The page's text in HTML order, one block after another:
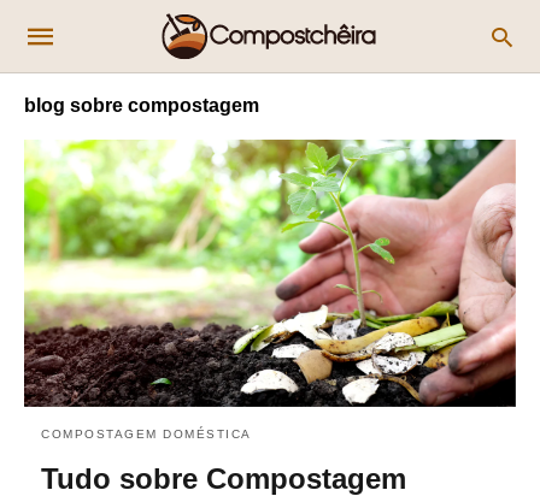
blog sobre compostagem
COMPOSTAGEM DOMÉSTICA
Tudo sobre Compostagem